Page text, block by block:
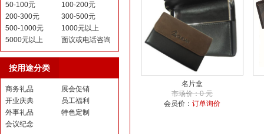
50-100元
100-200元
200-300元
300-500元
500-1000元
1000元以上
5000元以上
面议或电话咨询
按用途分类
商务礼品
展会促销
开业庆典
员工福利
外事礼品
特色定制
会议纪念
名片盒
市场价：0 元
会员价： 订单询价